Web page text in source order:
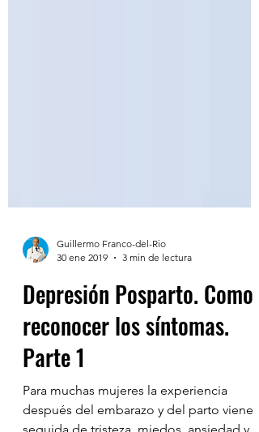
Guillermo Franco-del-Rio
30 ene 2019
3 min de lectura
Depresión Posparto. Como
reconocer los síntomas.
Parte 1